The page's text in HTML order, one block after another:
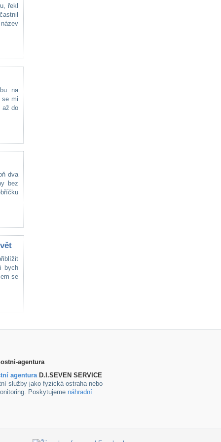
řekl
na
se mi
až do
dva
bez
bych
se
agenturaD.I.SEVEN SERVICE
služby jako fyzická ostraha nebo
Poskytujeme náhradní